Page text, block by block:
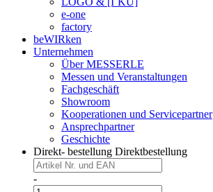
e-one
factory
beWIRken
Unternehmen
Über MESSERLE
Messen und Veranstaltungen
Fachgeschäft
Showroom
Kooperationen und Servicepartner
Ansprechpartner
Geschichte
Direkt- bestellung Direktbestellung
-